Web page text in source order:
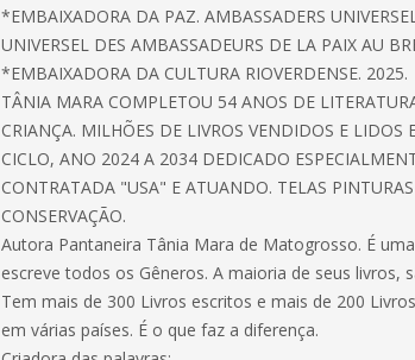
*EMBAIXADORA DA PAZ. AMBASSADERS
UNIVERSEL DES AMBASSADEURS DE LA PAIX AU
*EMBAIXADORA DA CULTURA RIOVERDENSE. 2025.
TÂNIA MARA COMPLETOU 54 ANOS DE
CRIANÇA. MILHÕES DE LIVROS VENDIDOS E LIDOS
CICLO, ANO 2024 A 2034 DEDICADO
CONTRATADA "USA" E ATUANDO. TELAS
CONSERVAÇÃO.
Autora Pantaneira Tânia Mara de Matogrosso. É
escreve todos os Gêneros. A maioria de seus livros,
Tem mais de 300 Livros escritos e mais de 200
em várias países. É o que faz a diferença.